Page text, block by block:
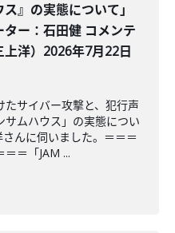
』の実態について」
ター：石田健 コメンテ
上洋）2026年7月22日
サイバー攻撃と、犯行声
ムハウス」の実態につい
んに伺いました。＝＝＝
＝「JAM ...